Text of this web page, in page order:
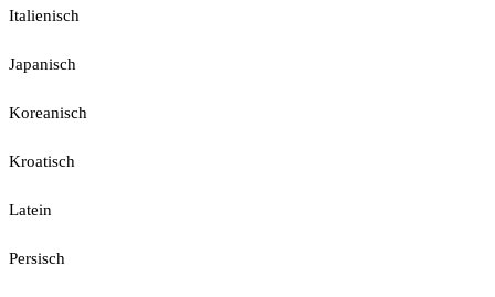
Italienisch
Japanisch
Koreanisch
Kroatisch
Latein
Persisch